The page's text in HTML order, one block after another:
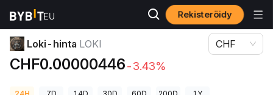
Rekisteröidy
Kryptohinnat
Loki-hinta LOKI
CHF0.00000446-3.43%
CHF